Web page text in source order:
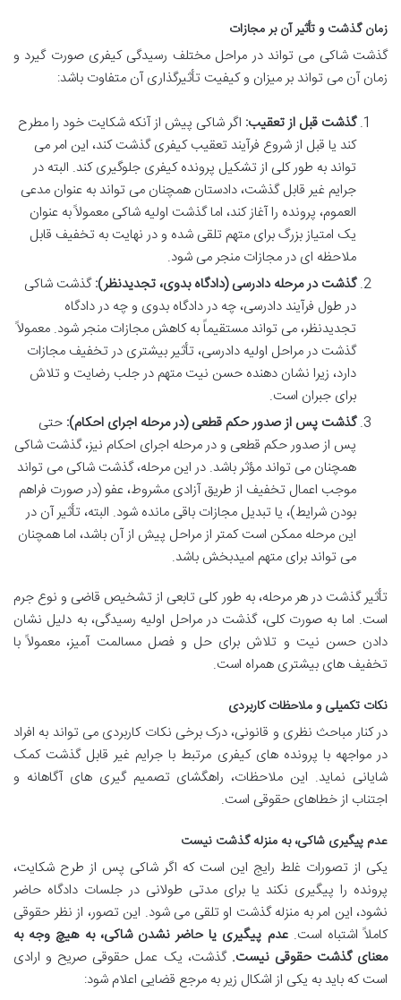
زمان گذشت و تأثیر آن بر مجازات
گذشت شاکی می تواند در مراحل مختلف رسیدگی کیفری صورت گیرد و
زمان آن می تواند بر میزان و کیفیت تأثیرگذاری آن متفاوت باشد:
گذشت قبل از تعقیب: اگر شاکی پیش از آنکه شکایت خود را مطرح
کند یا قبل از شروع فرآیند تعقیب کیفری گذشت کند، این امر می
تواند به طور کلی از تشکیل پرونده کیفری جلوگیری کند. البته در
جرایم غیر قابل گذشت، دادستان همچنان می تواند به عنوان مدعی
العموم، پرونده را آغاز کند، اما گذشت اولیه شاکی معمولاً به عنوان
یک امتیاز بزرگ برای متهم تلقی شده و در نهایت به تخفیف قابل
ملاحظه ای در مجازات منجر می شود.
گذشت در مرحله دادرسی (دادگاه بدوی، تجدیدنظر):گذشت شاکی
در طول فرآیند دادرسی، چه در دادگاه بدوی و چه در دادگاه
تجدیدنظر، می تواند مستقیماً به کاهش مجازات منجر شود. معمولاً
گذشت در مراحل اولیه دادرسی، تأثیر بیشتری در تخفیف مجازات
دارد، زیرا نشان دهنده حسن نیت متهم در جلب رضایت و تلاش
برای جبران است.
گذشت پس از صدور حکم قطعی (در مرحله اجرای احکام): حتی
پس از صدور حکم قطعی و در مرحله اجرای احکام نیز، گذشت شاکی
همچنان می تواند مؤثر باشد. در این مرحله، گذشت شاکی می تواند
موجب اعمال تخفیف از طریق آزادی مشروط، عفو (در صورت فراهم
بودن شرایط)، یا تبدیل مجازات باقی مانده شود. البته، تأثیر آن در
این مرحله ممکن است کمتر از مراحل پیش از آن باشد، اما همچنان
می تواند برای متهم امیدبخش باشد.
تأثیر گذشت در هر مرحله، به طور کلی تابعی از تشخیص قاضی و نوع جرم
است. اما به صورت کلی، گذشت در مراحل اولیه رسیدگی، به دلیل نشان
دادن حسن نیت و تلاش برای حل و فصل مسالمت آمیز، معمولاً با
تخفیف های بیشتری همراه است.
نکات تکمیلی و ملاحظات کاربردی
در کنار مباحث نظری و قانونی، درک برخی نکات کاربردی می تواند به افراد
در مواجهه با پرونده های کیفری مرتبط با جرایم غیر قابل گذشت کمک
شایانی نماید. این ملاحظات، راهگشای تصمیم گیری های آگاهانه و
اجتناب از خطاهای حقوقی است.
عدم پیگیری شاکی، به منزله گذشت نیست
یکی از تصورات غلط رایج این است که اگر شاکی پس از طرح شکایت،
پرونده را پیگیری نکند یا برای مدتی طولانی در جلسات دادگاه حاضر
نشود، این امر به منزله گذشت او تلقی می شود. این تصور، از نظر حقوقی
کاملاً اشتباه است.عدم پیگیری یا حاضر نشدن شاکی، به هیچ وجه به
معنای گذشت حقوقی نیست. گذشت، یک عمل حقوقی صریح و ارادی
است که باید به یکی از اشکال زیر به مرجع قضایی اعلام شود: